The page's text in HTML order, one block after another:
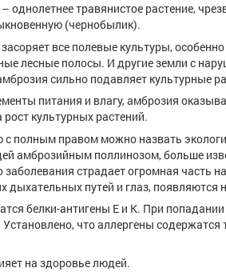
однолетнее травянистое растение,
(чернобылик).
все полевые культуры,
лесные полосы. И другие земли с
сильно подавляет
питания и влагу, амброзия
культурных растений.
полным правом можно назвать
амброзийным поллинозом, больше
заболевания страдает огромная часть
дыхательных путей и глаз, появляются
белки-антигены Е и К. При
что аллергены
на здоровье людей.